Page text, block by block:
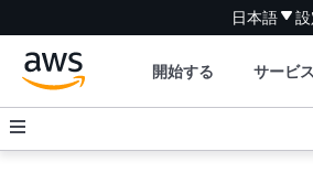
日本語
開始する サービ